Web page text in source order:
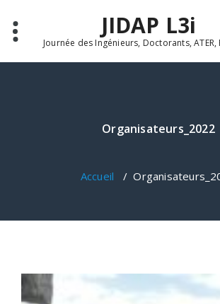
contenu
JIDAP L3i
Journée des Ingénieurs, Doctorants,
Organisateurs_2022
Accueil /